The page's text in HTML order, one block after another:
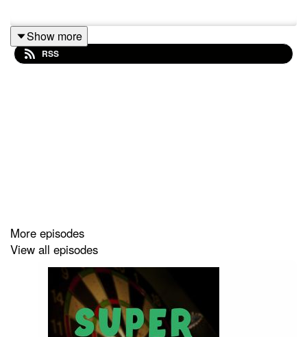
Le discord :https://discord.gg/eUTA6CB2hK
Show more
RSS
More episodes
View all episodes